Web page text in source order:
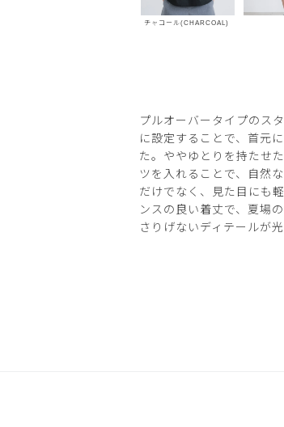
チャコール(CHARCOAL)
プルオーバータイプのス
に設定することで、首元
た。ややゆとりを持たせ
ツを入れることで、自然
だけでなく、見た目にも
ンスの良い着丈で、夏場
さりげないディテールが